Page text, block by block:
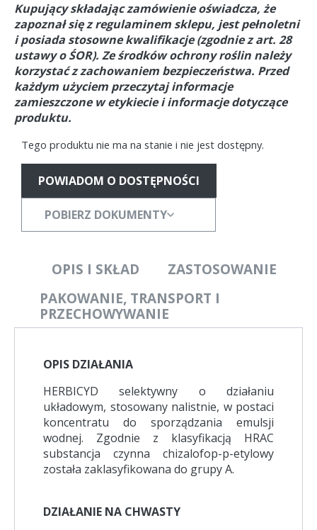
Kupujący składając zamówienie oświadcza, że
zapoznał się z regulaminem sklepu, jest pełnoletni
i posiada stosowne kwalifikacje (zgodnie z art. 28
ustawy o ŚOR). Ze środków ochrony roślin należy
korzystać z zachowaniem bezpieczeństwa. Przed
każdym użyciem przeczytaj informacje
zamieszczone w etykiecie i informacje dotyczące
produktu.
Tego produktu nie ma na stanie i nie jest dostępny.
POWIADOM O DOSTĘPNOŚCI
POBIERZ DOKUMENTY
OPIS I SKŁAD
ZASTOSOWANIE
PAKOWANIE, TRANSPORT I
PRZECHOWYWANIE
OPIS DZIAŁANIA
HERBICYD selektywny o działaniu
układowym, stosowany nalistnie, w postaci
koncentratu do sporządzania emulsji
wodnej. Zgodnie z klasyfikacją HRAC
substancja czynna chizalofop-p-etylowy
została zaklasyfikowana do grupy A.
DZIAŁANIE NA CHWASTY